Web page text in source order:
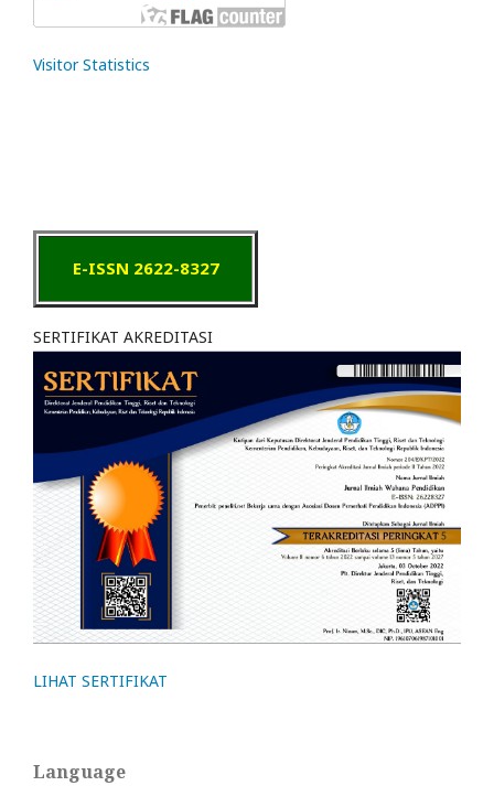
Visitor Statistics
E-ISSN 2622-8327
SERTIFIKAT AKREDITASI
LIHAT SERTIFIKAT
Language